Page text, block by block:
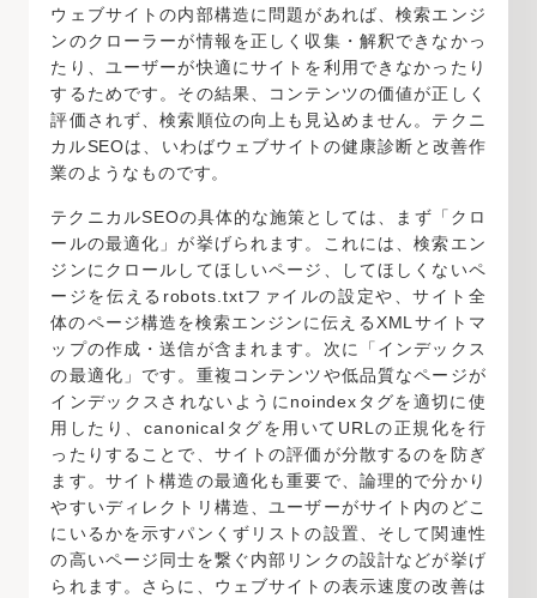
ウェブサイトの内部構造に問題があれば、検索エンジ
ンのクローラーが情報を正しく収集・解釈できなかっ
たり、ユーザーが快適にサイトを利用できなかったり
するためです。その結果、コンテンツの価値が正しく
評価されず、検索順位の向上も見込めません。テクニ
カルSEOは、いわばウェブサイトの健康診断と改善作
業のようなものです。
テクニカルSEOの具体的な施策としては、まず「クロ
ールの最適化」が挙げられます。これには、検索エン
ジンにクロールしてほしいページ、してほしくないペ
ージを伝える robots.txtファイルの設定や、サイト全
体のページ構造を検索エンジンに伝えるXMLサイトマ
ップの作成・送信が含まれます。次に「インデックス
の最適化」です。重複コンテンツや低品質なページが
インデックスされないようにnoindex タグを適切に使
用したり、 canonical タグを用いてURLの正規化を行
ったりすることで、サイトの評価が分散するのを防ぎ
ます。サイト構造の最適化も重要で、論理的で分かり
やすいディレクトリ構造、ユーザーがサイト内のどこ
にいるかを示すパンくずリストの設置、そして関連性
の高いページ同士を繋ぐ内部リンクの設計などが挙げ
られます。さらに、ウェブサイトの表示速度の改善は